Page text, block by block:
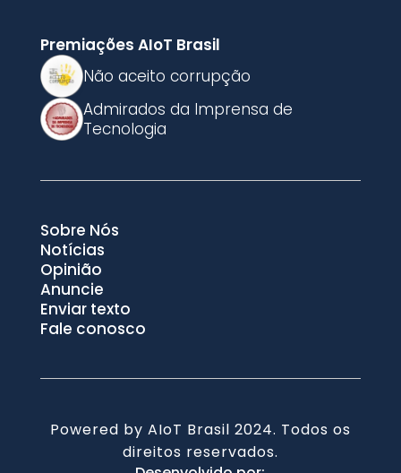
Premiações AIoT Brasil
Não aceito corrupção
Admirados da Imprensa de
Tecnologia
Sobre Nós
Notícias
Opinião
Anuncie
Enviar texto
Fale conosco
Powered by AIoT Brasil 2024. Todos os
direitos reservados.